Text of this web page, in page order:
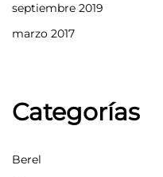
septiembre 2019
marzo 2017
Categorías
Berel